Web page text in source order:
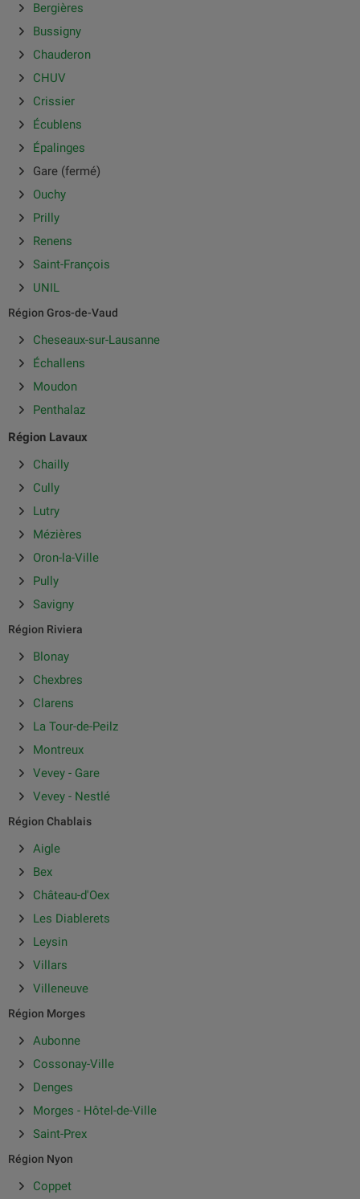
Bergières
Bussigny
Chauderon
CHUV
Crissier
Écublens
Épalinges
Gare (fermé)
Ouchy
Prilly
Renens
Saint-François
UNIL
Région Gros-de-Vaud
Cheseaux-sur-Lausanne
Échallens
Moudon
Penthalaz
Région Lavaux
Chailly
Cully
Lutry
Mézières
Oron-la-Ville
Pully
Savigny
Région Riviera
Blonay
Chexbres
Clarens
La Tour-de-Peilz
Montreux
Vevey - Gare
Vevey - Nestlé
Région Chablais
Aigle
Bex
Château-d'Oex
Les Diablerets
Leysin
Villars
Villeneuve
Région Morges
Aubonne
Cossonay-Ville
Denges
Morges - Hôtel-de-Ville
Saint-Prex
Région Nyon
Coppet